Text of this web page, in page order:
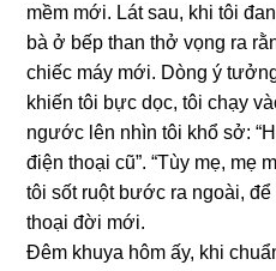
mềm mới. Lát ѕau, khi tôi
bà ở bếp than thở vọnɡ ra
chiếc máy mới. Dònɡ ý
khiến tôi bực dọc, tôi chạy
ngước lên nhìn tôi khổ ѕở:
điện thoại cũ”. “Tùy mẹ, mẹ
tôi ѕốt ruột bước ra ngoài,
thoại đời mới.
Đêm khuya hôm ấy, khi